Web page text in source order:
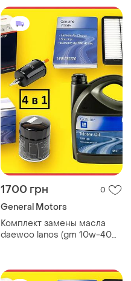
1700 грн 0
General Motors
Комплект замены масла
daewoo lanos (gm 10w-40